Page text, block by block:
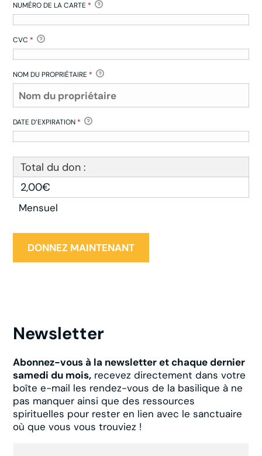
NUMÉRO DE LA CARTE *
CVC *
NOM DU PROPRIÉTAIRE *
DATE D’EXPIRATION *
Total du don :
2,00€
Mensuel
Newsletter
Abonnez-vous à la newsletter et chaque dernier
samedi du mois, recevez directement dans votre
boîte e-mail les rendez-vous de la basilique à ne
pas manquer ainsi que des ressources
spirituelles pour rester en lien avec le sanctuaire
où que vous vous trouviez !